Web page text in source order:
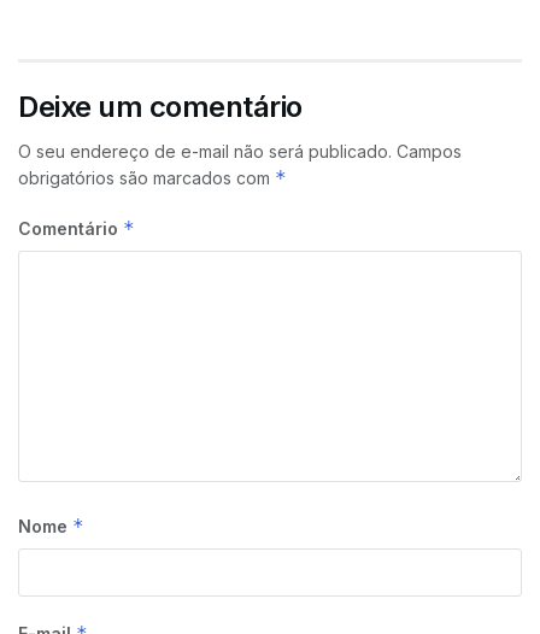
Deixe um comentário
O seu endereço de e-mail não será publicado. Campos
obrigatórios são marcados com *
Comentário *
Nome *